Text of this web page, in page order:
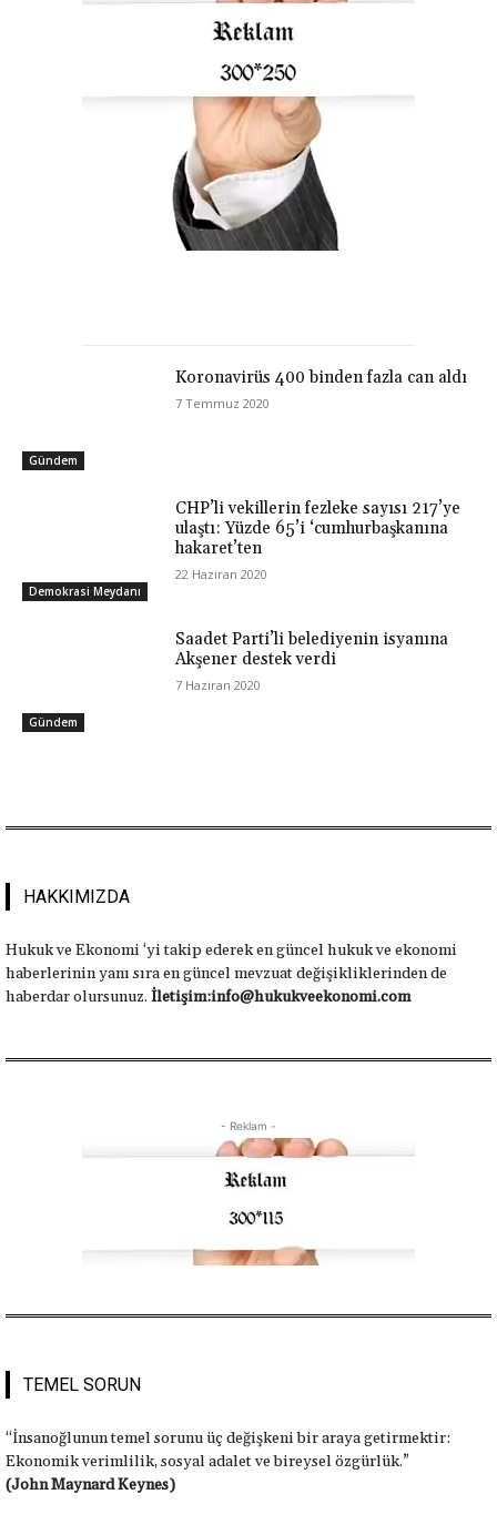
Gündem
Koronavirüs 400 binden fazla can aldı
7 Temmuz 2020
Demokrasi Meydanı
CHP’li vekillerin fezleke sayısı 217’ye
ulaştı: Yüzde 65’i ‘cumhurbaşkanına
hakaret’ten
22 Haziran 2020
Gündem
Saadet Parti’li belediyenin isyanına
Akşener destek verdi
7 Haziran 2020
HAKKIMIZDA
Hukuk ve Ekonomi ‘yi takip ederek en güncel hukuk ve ekonomi
haberlerinin yanı sıra en güncel mevzuat değişikliklerinden de
haberdar olursunuz. İletişim:info@hukukveekonomi.com
- Reklam -
TEMEL SORUN
“İnsanoğlunun temel sorunu üç değişkeni bir araya getirmektir:
Ekonomik verimlilik, sosyal adalet ve bireysel özgürlük.”
(John Maynard Keynes)